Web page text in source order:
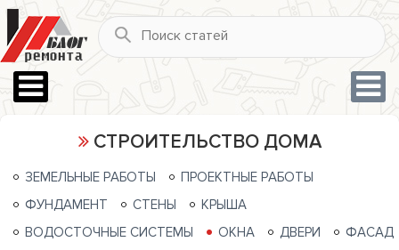
СТРОИТЕЛЬСТВО ДОМА
ЗЕМЕЛЬНЫЕ РАБОТЫ
ПРОЕКТНЫЕ РАБОТЫ
ФУНДАМЕНТ
СТЕНЫ
КРЫША
ВОДОСТОЧНЫЕ СИСТЕМЫ
ОКНА ДВЕРИ
ФАСАД